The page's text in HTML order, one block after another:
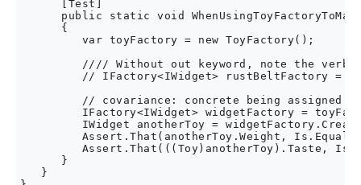
      [Test]
public static void
      {
         var toyFactory = new ToyFactory();
//// Without out keyword, note the
// IFactory<IWidget> rustBeltFactory =
// covariance: concrete being assigned
IFactory<IWidget> widgetFactory =
IWidget anotherToy =
Assert.That(anotherToy.Weight,
Assert.That(((Toy)anotherToy).Taste,
      }
   }